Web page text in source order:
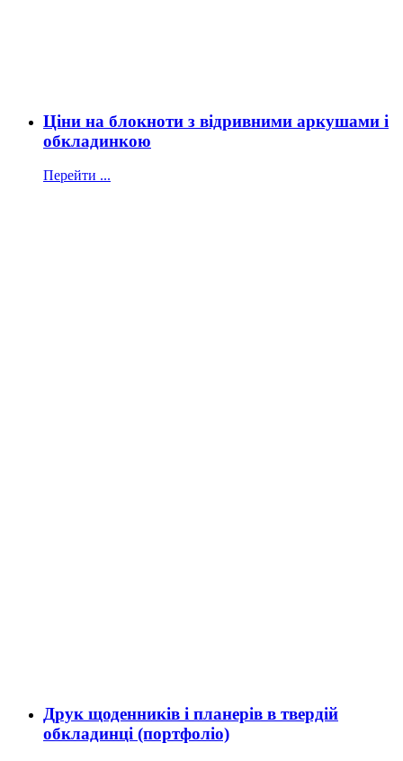
Ціни на блокноти з відривними аркушами і
обкладинкою
Перейти ...
Друк щоденників і планерів в твердій
обкладинці (портфоліо)